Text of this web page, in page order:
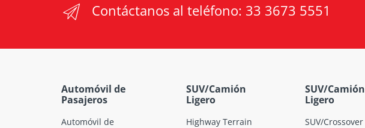
Contáctanos al teléfono: 33 3673 5551
Automóvil de
Pasajeros
Automóvil de
SUV/Camión
Ligero
Highway Terrain
SUV/Camión
Ligero
SUV/Crossover